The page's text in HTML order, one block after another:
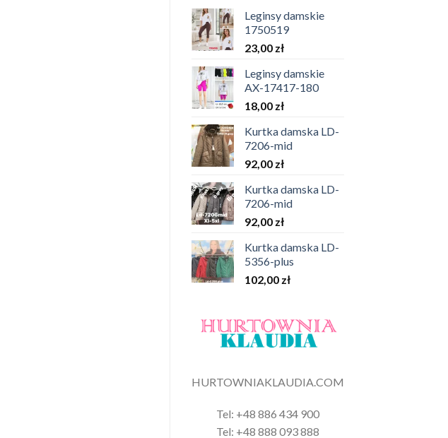
Leginsy damskie
1750519
23,00 zł
Leginsy damskie
AX-17417-180
18,00 zł
Kurtka damska LD-
7206-mid
92,00 zł
Kurtka damska LD-
7206-mid
92,00 zł
Kurtka damska LD-
5356-plus
102,00 zł
HURTOWNIAKLAUDIA.COM
Tel: +48 886 434 900
Tel: +48 888 093 888